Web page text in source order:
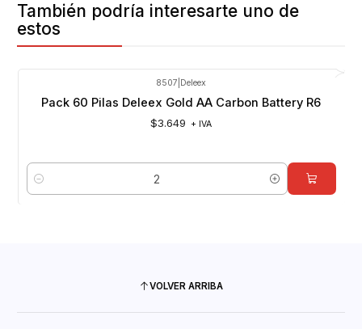
También podría interesarte uno de
estos
8507 Deleex
Pack 60 Pilas Deleex Gold AA Carbon Battery R6
$3.649 + IVA
Cantidad
VOLVER ARRIBA